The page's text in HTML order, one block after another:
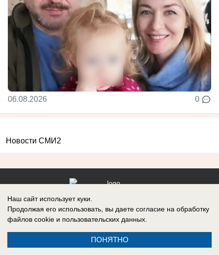
06.08.2026 0
Новости СМИ2
Реклама на сайте
Контакты
О компании
Наш сайт использует куки.
Продолжая его использовать, вы даете согласие на обработку
файлов cookie и пользовательских данных.
ПОНЯТНО